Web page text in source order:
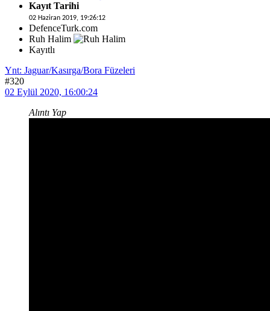
Kayıt Tarihi
02 Haziran 2019, 19:26:12
DefenceTurk.com
Ruh Halim
Kayıtlı
Ynt: Jaguar/Kasırga/Bora Füzeleri
#320
02 Eylül 2020, 16:00:24
Alıntı Yap